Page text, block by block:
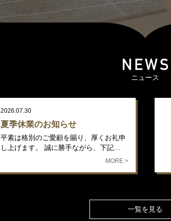
ニュース
2026.07.30
夏季休業のお知らせ
平素は格別のご愛顧を賜り、厚くお礼申
し上げます。 誠に勝手ながら、下記…
MORE >
一覧を見る